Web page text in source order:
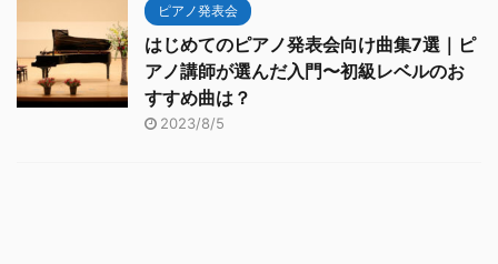
ピアノ発表会
はじめてのピアノ発表会向け曲集7選｜ピ
アノ講師が選んだ入門〜初級レベルのお
すすめ曲は？
2023/8/5